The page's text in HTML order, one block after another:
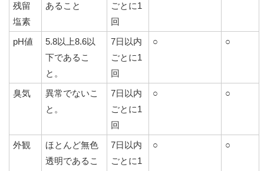
残留
塩素
あること
ごとに1
回
pH値
5.8以上8.6以
下であるこ
と。
7日以内
ごとに1
回
○ ○
臭気
異常でないこ
と。
7日以内
ごとに1
回
○ ○
外観
ほとんど無色
透明であるこ
7日以内
ごとに1
○ ○